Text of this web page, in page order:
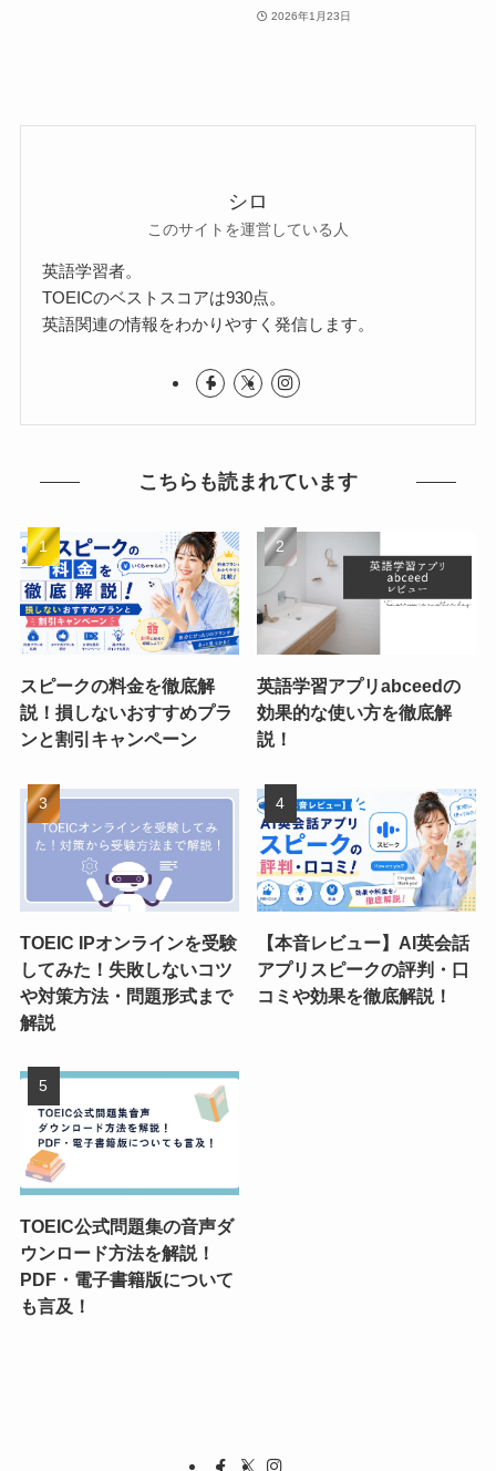
2026年1月23日
シロ
このサイトを運営している人
英語学習者。
TOEICのベストスコアは930点。
英語関連の情報をわかりやすく発信します。
こちらも読まれています
スピークの料金を徹底解
説！損しないおすすめプラ
ンと割引キャンペーン
英語学習アプリabceedの
効果的な使い方を徹底解
説！
TOEIC IPオンラインを受験
してみた！失敗しないコツ
や対策方法・問題形式まで
解説
【本音レビュー】AI英会話
アプリスピークの評判・口
コミや効果を徹底解説！
TOEIC公式問題集の音声ダ
ウンロード方法を解説！
PDF・電子書籍版について
も言及！